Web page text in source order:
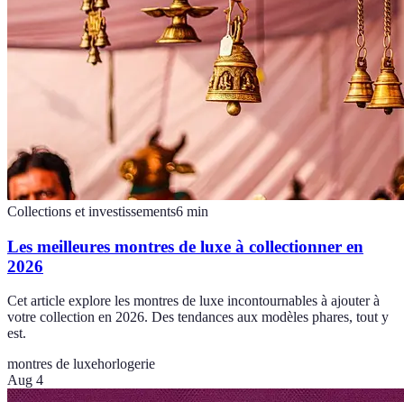
Collections et investissements6 min
Les meilleures montres de luxe à collectionner en
2026
Cet article explore les montres de luxe incontournables à ajouter à
votre collection en 2026. Des tendances aux modèles phares, tout y
est.
montres de luxehorlogerie
Aug 4